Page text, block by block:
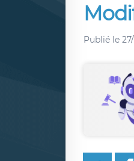
Publié le